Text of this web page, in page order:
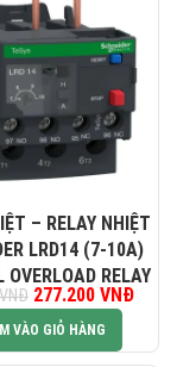
VNĐ.
– RELAY NHIỆT
LRD14 (7-10A)
OVERLOAD RELAY
VNĐ
Giá gốc là:
693.000 VNĐ.
277.200 VNĐ
VÀO GIỎ HÀNG
234 2688
927 568
944 186